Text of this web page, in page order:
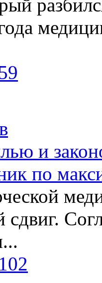
и
по
сдвиг.
102